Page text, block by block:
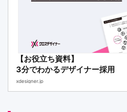
【お役立ち資料】
3分でわかるデザイナー採用
xdesigner.jp